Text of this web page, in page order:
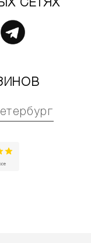
СЕТЯХ